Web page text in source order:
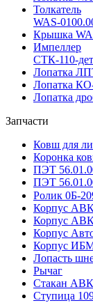
Толкатель
WAS-
Крышка
Импеллер
СТК-110-
Лопатка
Лопатка
Лопатка
Запчасти
Ковш для
Коронка
ПЭТ
ПЭТ
Ролик 0Б-
Корпус
Корпус
Корпус
Корпус
Лопасть
Рычаг
Стакан
Ступица